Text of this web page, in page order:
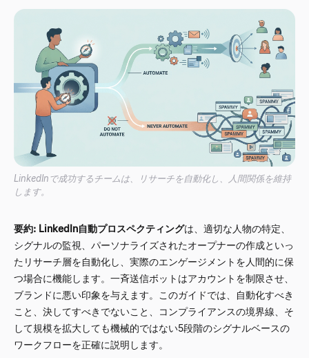
LinkedInで成功するチームは、リサーチを自動化し、人間関係を維持
します。
要約: LinkedIn自動プロスペクティングは、適切な人物の特定、
シグナルの監視、パーソナライズされたオープナーの作成といっ
たリサーチ層を自動化し、実際のエンゲージメントを人間的に保
つ場合に機能します。一斉送信ボットはアカウントを制限させ、
ブランドに悪い印象を与えます。このガイドでは、自動化すべき
こと、決してすべきでないこと、コンプライアンスの境界線、そ
して規模を拡大しても機械的ではない5段階のシグナルベースの
ワークフローを正確に説明します。